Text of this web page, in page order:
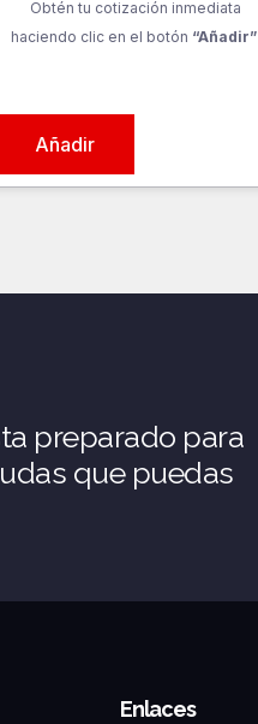
Obtén tu cotización inmediata
haciendo clic en el botón “Añadir”
Añadir
preparado para
que puedas
Enlaces